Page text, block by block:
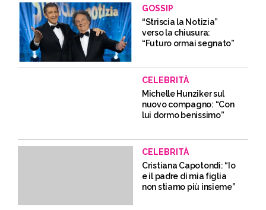
GOSSIP
“Striscia la Notizia”
verso la chiusura:
“Futuro ormai segnato”
CELEBRITÀ
Michelle Hunziker sul
nuovo compagno: “Con
lui dormo benissimo”
CELEBRITÀ
Cristiana Capotondi: “Io
e il padre di mia figlia
non stiamo più insieme”